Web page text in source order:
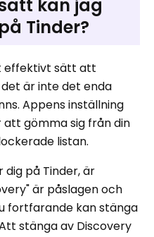
kan jag
Tinder?
effektivt sätt att
är inte det enda
Appens inställning
gömma sig från din
listan.
dig på Tinder, är
är påslagen och
fortfarande kan stänga
stänga av Discovery